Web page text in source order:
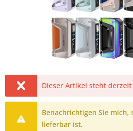
Dieser Artikel steht
Benachrichtigen Sie mich,
lieferbar ist.